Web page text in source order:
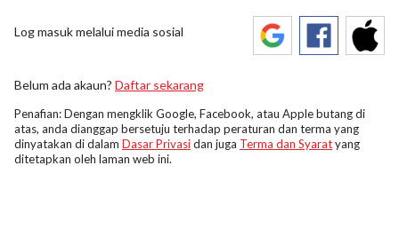
Log masuk melalui media sosial
Belum ada akaun? Daftar sekarang
Penafian: Dengan mengklik Google, Facebook, atau Apple butang di
atas, anda dianggap bersetuju terhadap peraturan dan terma yang
dinyatakan di dalam Dasar Privasidan juga Terma dan Syaratyang
ditetapkan oleh laman web ini.